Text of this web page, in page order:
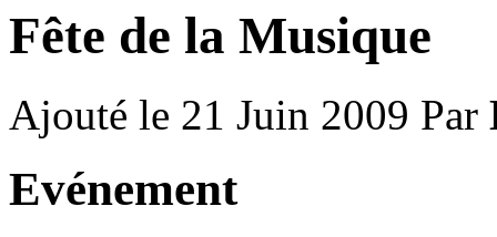
Fête de la Musique
Ajouté le 21 Juin 2009 Par
Evénement